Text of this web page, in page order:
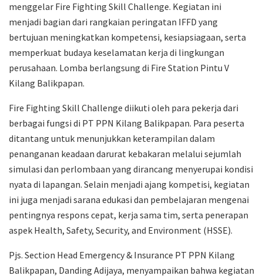
menggelar Fire Fighting Skill Challenge. Kegiatan ini
menjadi bagian dari rangkaian peringatan IFFD yang
bertujuan meningkatkan kompetensi, kesiapsiagaan, serta
memperkuat budaya keselamatan kerja di lingkungan
perusahaan. Lomba berlangsung di Fire Station Pintu V
Kilang Balikpapan.
Fire Fighting Skill Challenge diikuti oleh para pekerja dari
berbagai fungsi di PT PPN Kilang Balikpapan. Para peserta
ditantang untuk menunjukkan keterampilan dalam
penanganan keadaan darurat kebakaran melalui sejumlah
simulasi dan perlombaan yang dirancang menyerupai kondisi
nyata di lapangan. Selain menjadi ajang kompetisi, kegiatan
ini juga menjadi sarana edukasi dan pembelajaran mengenai
pentingnya respons cepat, kerja sama tim, serta penerapan
aspek Health, Safety, Security, and Environment (HSSE).
Pjs. Section Head Emergency & Insurance PT PPN Kilang
Balikpapan, Danding Adijaya, menyampaikan bahwa kegiatan